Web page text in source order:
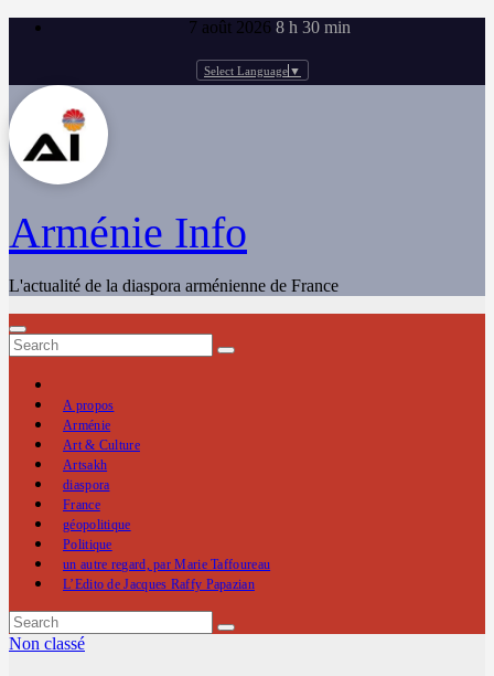
Skip
7 août 2026 8 h 30 min
Select Language ▼
Arménie Info
L'actualité de la diaspora arménienne de France
A propos
Arménie
Art & Culture
Artsakh
diaspora
France
géopolitique
Politique
un autre regard, par Marie Taffoureau
L’Edito de Jacques Raffy Papazian
Non classé